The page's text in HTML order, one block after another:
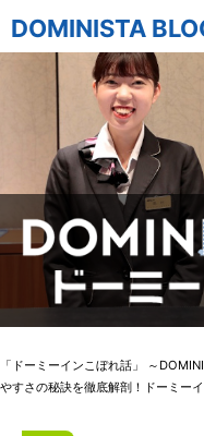
DOMINISTA
「ドーミーインこぼれ話」 ～
やすさの秘訣を徹底解剖！ドーミー